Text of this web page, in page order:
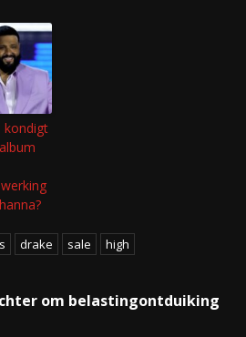
kondigt
drake sale high
om belastingontduiking